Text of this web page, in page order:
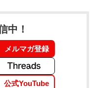
中！
メルマガ登録
公式YouTube